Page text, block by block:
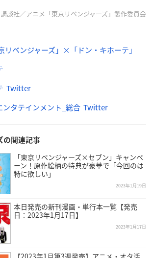
ベンジャーズ
スト初公開🍫 /
・キホーテ🐧 (@donki_donki)
談社／アニメ「東京リベンジャーズ」製作委員会
リベンジャーズ」×「ドン・キホーテ」
Twitter
ンタテインメント_総合 Twitter
の関連記事
「東京リベンジャーズ×セブン」キャンペ
ーン！原作絵柄の特典が豪華で「今回のは
特に欲しい」
2023年1月19日
本日発売の新刊漫画・単行本一覧【発売
日：2023年1月17日】
2023年1月17日
【2023年1月第3週発売】アニメ・オタ活